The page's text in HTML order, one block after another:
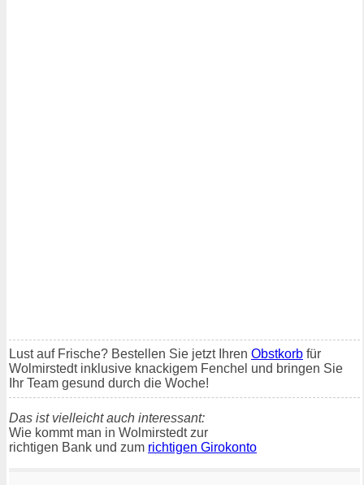
Lust auf Frische? Bestellen Sie jetzt Ihren Obstkorb für
Wolmirstedt inklusive knackigem Fenchel und bringen Sie
Ihr Team gesund durch die Woche!
Das ist vielleicht auch interessant:
Wie kommt man in Wolmirstedt zur
richtigen Bank und zum richtigen Girokonto